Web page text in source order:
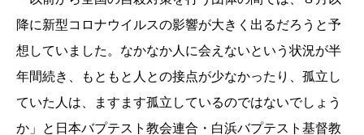
降に新型コロナウイルスの影響が大きく出るだろうと予
想していました。なかなか人に会えないという状況が半
年間続き、もともと人との接点が少なかったり、孤立し
ていた人は、ますます孤立しているのではないでしょう
か」と日本バプテスト教会連合・白浜バプテスト基督教